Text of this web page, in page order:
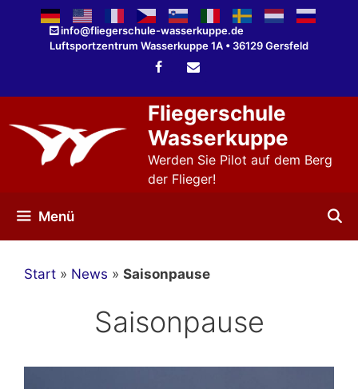
springen
info@fliegerschule-wasserkuppe.de
Luftsportzentrum Wasserkuppe 1A • 36129 Gersfeld
Fliegerschule
Wasserkuppe
Werden Sie Pilot auf dem Berg
der Flieger!
Menü
Start » News » Saisonpause
Saisonpause